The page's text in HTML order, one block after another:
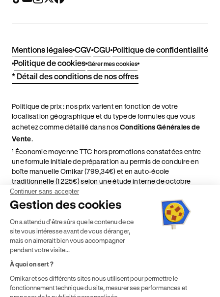
Mentions légales CGV CGU Politique de confidentialité
Politique de cookies Gérer mes cookies
* Détail des conditions de nos offres
Politique de prix : nos prix varient en fonction de votre
localisation géographique et du type de formules que vous
achetez comme détaillé dans nosConditions Générales de
Vente.
¹ Économie moyenne TTC hors promotions constatées entre
une formule initiale de préparation au permis de conduire en
boîte manuelle Ornikar (799,34€) et en auto-école
traditionnelle (1 225€) selon une étude interne de octobre
2024. Étude menée sur le marché des auto-écoles situées en
France métropolitaine & en outre-mer.
² Le prix de référence auquel est appliqué cette réduction
dépend de la zone géographique dans laquelle vous souhaitez
effectuer vos heures de conduite conformément à l'Article 6
de nos Conditions Générales de Vente
⁵ Montant du financement CPF variable selon les droits acquis
par chaque bénéficiaire. Exemple donné pour un titulaire
solde disponible sur le Compte Personnel de Formation et du
prix de la formation choisie.
Continuer sans accepter
Gestion des cookies
On a attendu d'être sûrs que le contenu de ce
site vous intéresse avant de vous déranger,
mais on aimerait bien vous accompagner
pendant votre visite...
À quoi on sert ?
Ornikar et ses différents sites nous utilisent pour permettre le
fonctionnement technique du site, mesurer ses performances et